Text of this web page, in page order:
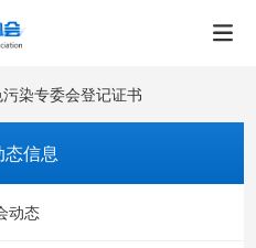
染专委会登记证书
态信息
动态